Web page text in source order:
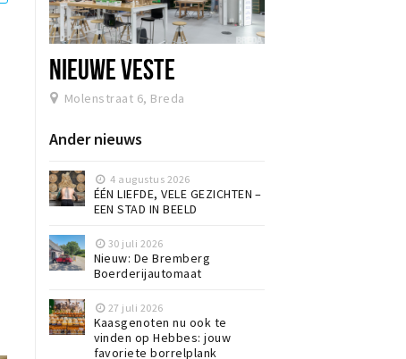
NIEUWE VESTE
Molenstraat 6, Breda
Ander nieuws
4 augustus 2026
ÉÉN LIEFDE, VELE GEZICHTEN –
EEN STAD IN BEELD
30 juli 2026
Nieuw: De Bremberg
Boerderijautomaat
27 juli 2026
Kaasgenoten nu ook te
vinden op Hebbes: jouw
favoriete borrelplank